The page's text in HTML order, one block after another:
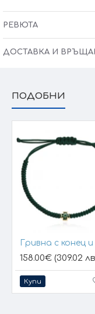
свържем с Вас, за
изисквания за
РЕВЮТА
ДОСТАВКА И
ПОДОБНИ
158.00€ (309.02
Купи